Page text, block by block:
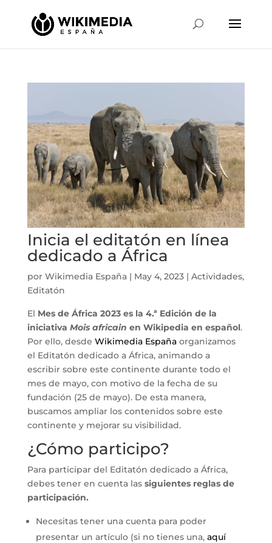
Inicia el editatón en línea
dedicado a África
por Wikimedia España| May 4, 2023| Actividades,
Editatón
El Mes de África 2023 es la 4.ª Edición de la
iniciativa Mois africain en Wikipedia en español.
Por ello, desde Wikimedia Españaorganizamos
el Editatón dedicado a África, animando a
escribir sobre este continente durante todo el
mes de mayo, con motivo de la fecha de su
fundación (25 de mayo). De esta manera,
buscamos ampliar los contenidos sobre este
continente y mejorar su visibilidad.
¿Cómo participo?
Para participar del Editatón dedicado a África,
debes tener en cuenta las siguientes reglas de
participación.
Necesitas tener una cuenta para poder
presentar un artículo (si no tienes una, aquí